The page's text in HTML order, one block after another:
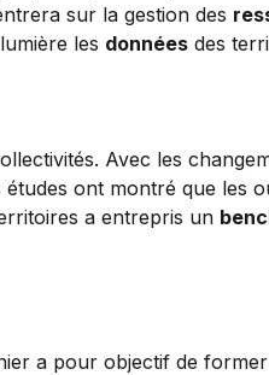
sur la gestion des
les données des
Avec les
ont montré que les
a entrepris un
a pour objectif de